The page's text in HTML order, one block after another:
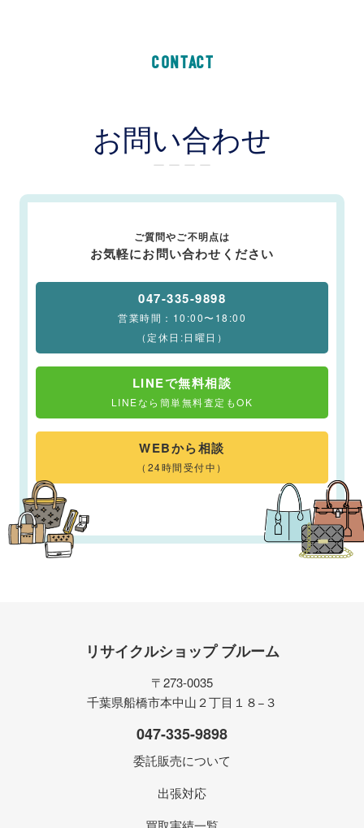
CONTACT
お問い合わせ
ー ー ー ー
ご質問やご不明点は
お気軽にお問い合わせください
047-335-9898
営業時間：10:00〜18:00
（定休日:日曜日）
LINEで無料相談
LINEなら簡単無料査定もOK
WEBから相談
（24時間受付中）
リサイクルショップ ブルーム
〒273-0035
千葉県船橋市本中山２丁目１８−３
047-335-9898
委託販売について
出張対応